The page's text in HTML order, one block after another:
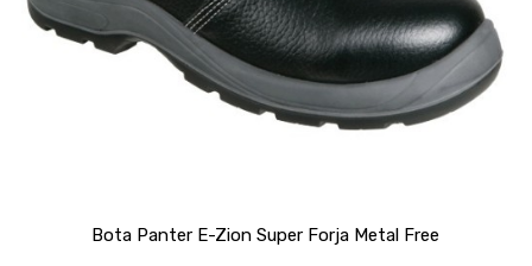
Bota Panter E-Zion Super Forja Metal Free